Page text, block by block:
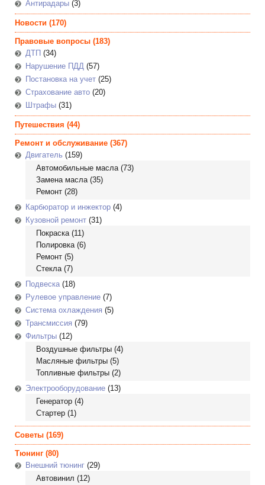
Антирадары (3)
Новости (170)
Правовые вопросы (183)
ДТП (34)
Нарушение ПДД (57)
Постановка на учет (25)
Страхование авто (20)
Штрафы (31)
Путешествия (44)
Ремонт и обслуживание (367)
Двигатель (159)
Автомобильные масла(73)
Замена масла(35)
Ремонт (28)
Карбюратор и инжектор (4)
Кузовной ремонт (31)
Покраска(11)
Полировка(6)
Ремонт (5)
Стекла(7)
Подвеска(18)
Рулевое управление (7)
Система охлаждения (5)
Трансмиссия (79)
Фильтры (12)
Воздушные фильтры (4)
Масляные фильтры (5)
Топливные фильтры (2)
Электрооборудование (13)
Генератор (4)
Стартер (1)
Советы (169)
Тюнинг (80)
Внешний тюнинг (29)
Автовинил (12)